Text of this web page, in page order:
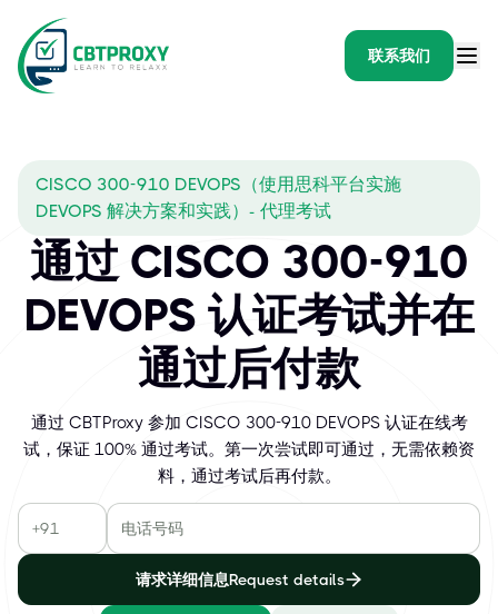
联系我们
CISCO 300-910 DEVOPS（使用思科平台实施
DEVOPS 解决方案和实践）- 代理考试
通过 CISCO 300-910
DEVOPS 认证考试并在
通过后付款
通过 CBTProxy 参加 CISCO 300-910 DEVOPS 认证在线考
试，保证 100% 通过考试。第一次尝试即可通过，无需依赖资
料，通过考试后再付款。
请求详细信息Request details